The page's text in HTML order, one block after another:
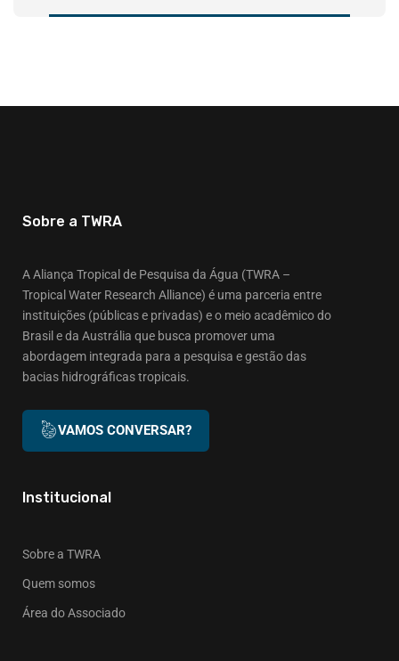
Sobre a TWRA
A Aliança Tropical de Pesquisa da Água (TWRA –
Tropical Water Research Alliance) é uma parceria entre
instituições (públicas e privadas) e o meio acadêmico do
Brasil e da Austrália que busca promover uma
abordagem integrada para a pesquisa e gestão das
bacias hidrográficas tropicais.
VAMOS CONVERSAR?
Institucional
Sobre a TWRA
Quem somos
Área do Associado